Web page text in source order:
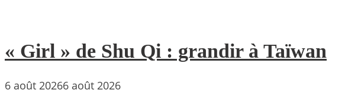
« Girl » de Shu Qi : grandir à Taïwan
6 août 20266 août 2026